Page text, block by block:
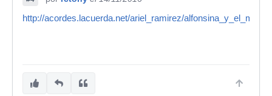
http://acordes.lacuerda.net/ariel_ramirez/